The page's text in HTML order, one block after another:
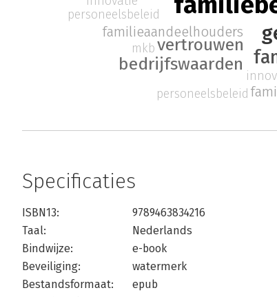
vertrouwen
bedrijfswaarden
familieaandeelhouders
personeelsbeleid
mkb
personeelsbeleid
Specificaties
ISBN13:
9789463834216
Taal:
Nederlands
Bindwijze:
e-book
Beveiliging:
watermerk
Bestandsformaat:
epub